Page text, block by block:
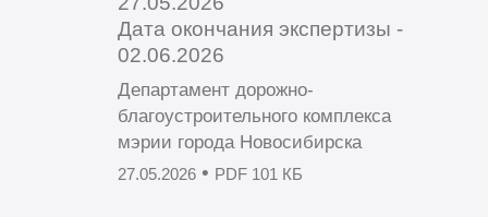
Дата окончания экспертизы -
02.06.2026
Департамент дорожно-
благоустроительного комплекса
мэрии города Новосибирска
27.05.2026• PDF 101 КБ